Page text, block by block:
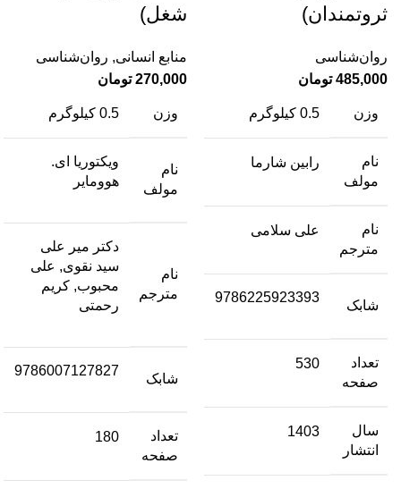
ثروتمندان)
روان‌شناسی
485,000 تومان
وزن 0.5 کیلوگرم
نام
مولف
رابین شارما
نام
مترجم
علی سلامی
شابک
9786225923393
تعداد
صفحه
530
سال
انتشار
1403
شغل)
منابع انسانی, روان‌شناسی
270,000 تومان
وزن 0.5 کیلوگرم
نام
مولف
ویکتوریا ای.
هوومایر
نام
مترجم
دکتر میر علی
سید نقوی, علی
محبوب, کریم
رحمتی
شابک
9786007127827
تعداد
صفحه
180